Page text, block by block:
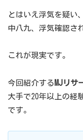
とはいえ浮気を疑い
中八九、浮気確認さ
これが現実です。
今回紹介する MJリサ
大手で20年以上の経
です。